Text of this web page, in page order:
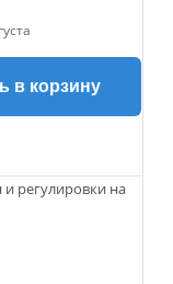
в корзину
и регулировки на